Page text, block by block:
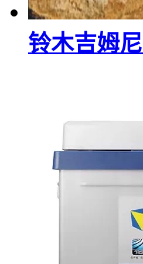
铃木吉姆